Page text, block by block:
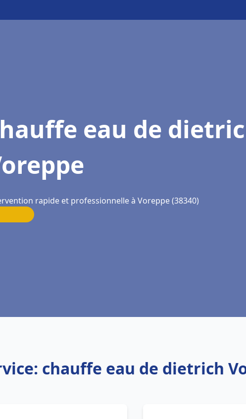
eau de
rapide et professionnelle à Voreppe (38340)
chauffe eau de dietrich